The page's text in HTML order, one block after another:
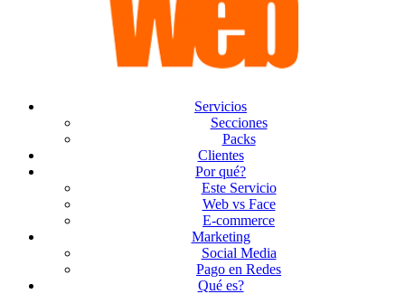
Servicios
Secciones
Packs
Clientes
Por qué?
Este Servicio
Web vs Face
E-commerce
Marketing
Social Media
Pago en Redes
Qué es?